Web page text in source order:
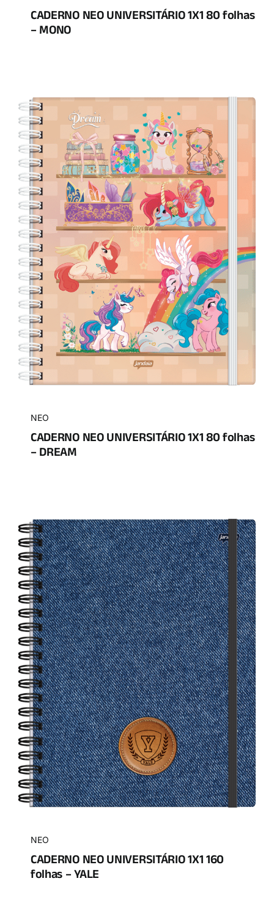
CADERNO NEO UNIVERSITÁRIO 1X1 80 folhas
– MONO
NEO
CADERNO NEO UNIVERSITÁRIO 1X1 80 folhas
– DREAM
NEO
CADERNO NEO UNIVERSITÁRIO 1X1 160
folhas – YALE